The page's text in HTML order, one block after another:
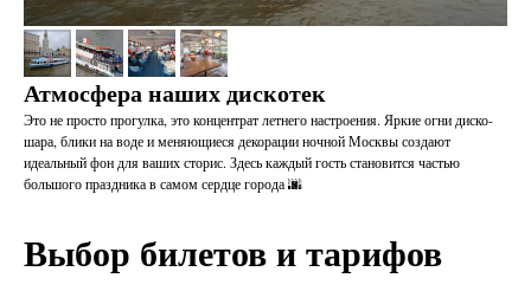
Атмосфера наших дискотек
Это не просто прогулка, это концентрат летнего настроения. Яркие огни диско-
шара, блики на воде и меняющиеся декорации ночной Москвы создают
идеальный фон для ваших сторис. Здесь каждый гость становится частью
большого праздника в самом сердце города 🌆
Выбор билетов и тарифов